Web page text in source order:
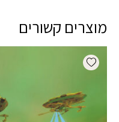
מוצרים קשורים
Add wishlist